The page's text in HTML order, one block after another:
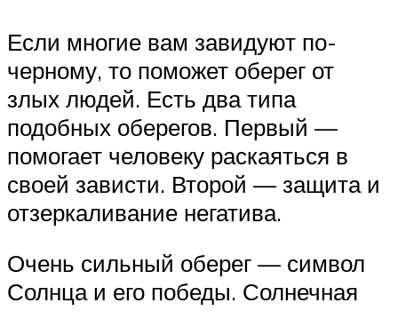
Если многие вам завидуют по-
черному, то поможет оберег от
злых людей. Есть два типа
подобных оберегов. Первый —
помогает человеку раскаяться в
своей зависти. Второй — защита и
отзеркаливание негатива.
Очень сильный оберег — символ
Солнца и его победы. Солнечная